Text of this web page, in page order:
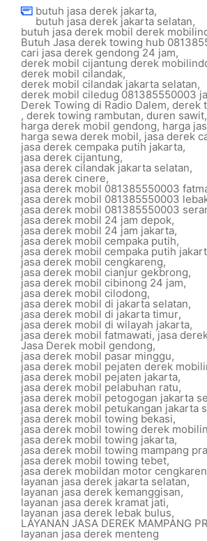
butuh jasa derek jakarta,
butuh jasa derek jakarta selatan,
butuh jasa derek mobil derek
Butuh Jasa derek towing hub
cari jasa derek gendong 24 jam,
derek mobil cijantung derek
derek mobil cilandak,
derek mobil cilandak jakarta selatan,
derek mobil ciledug 081385550003
Derek Towing di Radio Dalem, derek
, derek towing rambutan, duren sawit,
harga derek mobil gendong, harga
harga sewa derek mobil, jasa derek
jasa derek cempaka putih jakarta,
jasa derek cijantung,
jasa derek cilandak jakarta selatan,
jasa derek cinere,
jasa derek mobil 081385550003
jasa derek mobil 081385550003
jasa derek mobil 081385550003
jasa derek mobil 24 jam depok,
jasa derek mobil 24 jam jakarta,
jasa derek mobil cempaka putih,
jasa derek mobil cempaka putih
jasa derek mobil cengkareng,
jasa derek mobil cianjur gekbrong,
jasa derek mobil cibinong 24 jam,
jasa derek mobil cilodong,
jasa derek mobil di jakarta selatan,
jasa derek mobil di jakarta timur,
jasa derek mobil di wilayah jakarta,
jasa derek mobil fatmawati,jasa
Jasa Derek mobil gendong,
jasa derek mobil pasar minggu,
jasa derek mobil pejaten derek
jasa derek mobil pejaten jakarta,
jasa derek mobil pelabuhan ratu,
jasa derek mobil petogogan jakarta
jasa derek mobil petukangan jakarta
jasa derek mobil towing bekasi,
jasa derek mobil towing derek
jasa derek mobil towing jakarta,
jasa derek mobil towing mampang
jasa derek mobil towing tebet,
jasa derek mobildan motor
layanan jasa derek jakarta selatan,
layanan jasa derek kemanggisan,
layanan jasa derek kramat jati,
layanan jasa derek lebak bulus,
LAYANAN JASA DEREK MAMPANG
layanan jasa derek menteng